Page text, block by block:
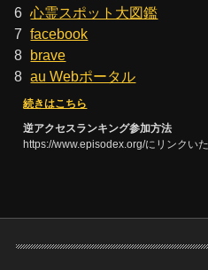
6 心霊スポット大図鑑
7 facebook
8 brave
8 au Webポータル
続きはこちら
逆アクセスランキング参加方法
https://www.episodex.org/にリンクい